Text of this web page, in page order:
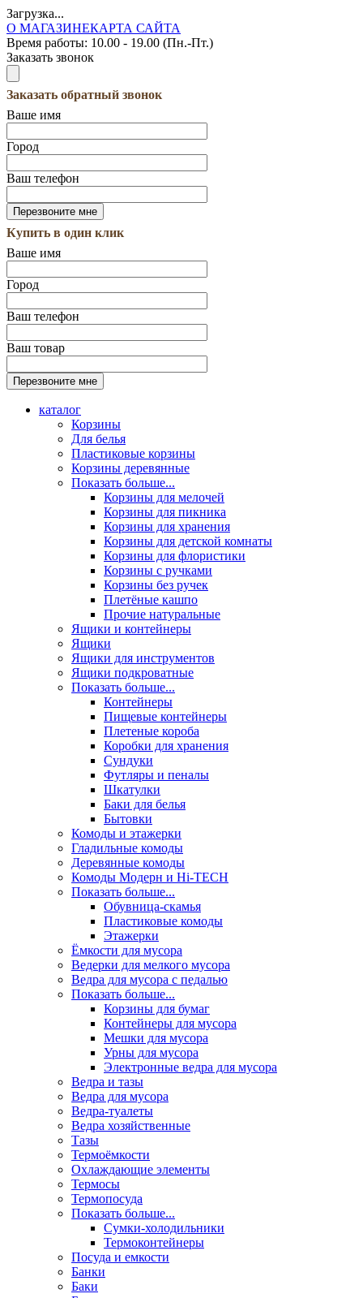
Загрузка...
О МАГАЗИНЕКАРТА САЙТА
Время работы: 10.00 - 19.00 (Пн.-Пт.)
Заказать звонок
Заказать обратный звонок
Ваше имя
Город
Ваш телефон
Купить в один клик
Ваше имя
Город
Ваш телефон
Ваш товар
каталог
Корзины
Для белья
Пластиковые корзины
Корзины деревянные
Показать больше...
Корзины для мелочей
Корзины для пикника
Корзины для хранения
Корзины для детской комнаты
Корзины для флористики
Корзины с ручками
Корзины без ручек
Плетёные кашпо
Прочие натуральные
Ящики и контейнеры
Ящики
Ящики для инструментов
Ящики подкроватные
Показать больше...
Контейнеры
Пищевые контейнеры
Плетеные короба
Коробки для хранения
Сундуки
Футляры и пеналы
Шкатулки
Баки для белья
Бытовки
Комоды и этажерки
Гладильные комоды
Деревянные комоды
Комоды Модерн и Hi-TECH
Показать больше...
Обувница-скамья
Пластиковые комоды
Этажерки
Ёмкости для мусора
Ведерки для мелкого мусора
Ведра для мусора с педалью
Показать больше...
Корзины для бумаг
Контейнеры для мусора
Мешки для мусора
Урны для мусора
Электронные ведра для мусора
Ведра и тазы
Ведра для мусора
Ведра-туалеты
Ведра хозяйственные
Тазы
Термоёмкости
Охлаждающие элементы
Термосы
Термопосуда
Показать больше...
Сумки-холодильники
Термоконтейнеры
Посуда и емкости
Банки
Баки